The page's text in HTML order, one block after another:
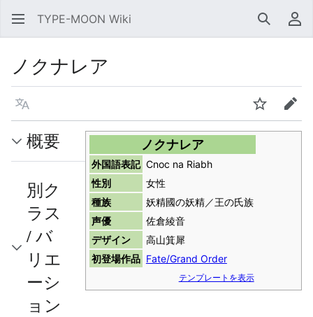
TYPE-MOON Wiki 検索 利
ノクナレア
言語 ウォッチ編集
ノクナレア
外国語表記 Cnoc na Riabh
性別
女性
種族
妖精國の妖精／王の氏族
声優
佐倉綾音
デザイン
高山箕犀
初登場作品 Fate/Grand Order
テンプレートを表示
概要
別ク
ラス
/ バ
リエ
ーシ
ョン